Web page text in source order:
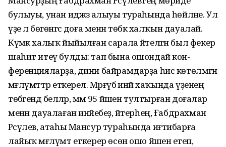
булыуы, унан иджәзә алыуы тураһында һөй­ләне. Ул
үҙе лә бөгөнгәсә доға менән төбәк халҡын дауалай.
Күмәк халыҡ йыйылған сарала әйтелгән был фекер
шаһит итеү булды: тап бына ошондай кон­
ференцияларҙа, дини байрам­дарҙа һис көтөлмәгән
мәғлүмәт­тәр еткерелә. Мәрғүбә инәй ха­ҡында үҙенең
төбәгендә беләләр, әммә 95 йәшен тултырған доға­лар
менән дауалаған инәйебеҙ, әйтерһең, Ғабдрахман
Рәсүлев, атаһы Мансур тураһында иғти­барға
лайыҡ мәғлүмәт еткерер өсөн ошо йәшенә етеп,